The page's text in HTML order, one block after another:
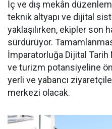
İç ve dış mekân
teknik altyapı ve dijital
yaklaşılırken, ekipler son
sürdürüyor.
İmparatorluğa Dijital
ve turizm potansiyeline
yerli ve yabancı
merkezi olacak.